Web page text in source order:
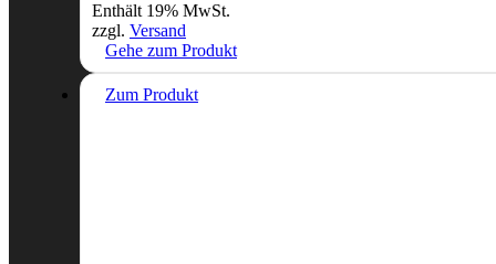
Enthält 19% MwSt.
zzgl. Versand
Gehe zum Produkt
Zum Produkt